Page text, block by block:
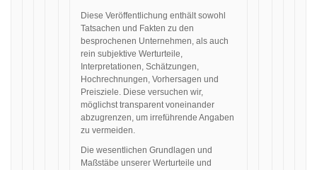
Diese Veröffentlichung enthält sowohl
Tatsachen und Fakten zu den
besprochenen Unternehmen, als auch
rein subjektive Werturteile,
Interpretationen, Schätzungen,
Hochrechnungen, Vorhersagen und
Preisziele. Diese versuchen wir,
möglichst transparent voneinander
abzugrenzen, um irreführende Angaben
zu vermeiden.
Die wesentlichen Grundlagen und
Maßstäbe unserer Werturteile und